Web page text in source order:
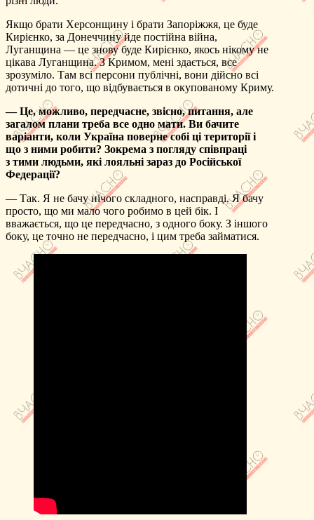
Якщо брати Херсонщину і брати Запоріжжя, це буде
Кирієнко, за Донеччину йде постійна війна,
Луганщина — це знову буде Кирієнко, якось нікому не
цікава Луганщина. З Кримом, мені здається, все
зрозуміло. Там всі персони публічні, вони дійсно всі
дотичні до того, що відбувається в окупованому Криму.
— Це, можливо, передчасне, звісно, питання, але
загалом плани треба все одно мати. Ви бачите
варіанти, коли Україна поверне собі ці території і
що з ними робити? Зокрема з погляду співпраці
з тими людьми, які лояльні зараз до Російської
Федерації?
— Так. Я не бачу нічого складного, насправді. Я бачу
просто, що ми мало чого робимо в цей бік. І
вважається, що це передчасно, з одного боку. З іншого
боку, це точно не передчасно, і цим треба займатися.